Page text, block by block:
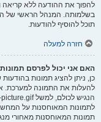
להפוך את ההודעה ללא קריאה
בשלמותה. המנהל הראשי של
תוכל להוסיף להודעות.
חזרה למעלה
האם אני יכול לפרסם
כן, ניתן להציג תמונות
להעלות את התמונה למערכת.
לתמונות המאוחסנות על